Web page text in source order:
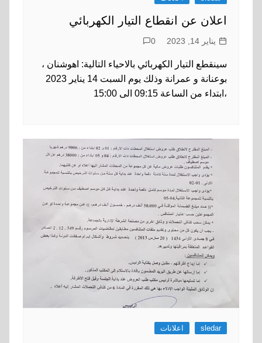
اعلان عن انقطاع التيار الكهربائي
يناير 14, 2023 0
سينقطع التيار الكهربائي بالاحياء التالية: اهوشنان ،
بوعنانة و عمرانة وذلك يوم السبت 14 يناير 2023
،ابتداء من الساعة 09:15 الى 15:00
sledar اعلانات